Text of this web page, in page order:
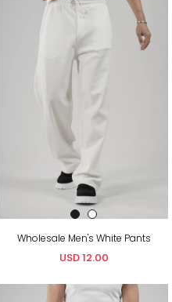
Wholesale Men's White Pants
USD 12.00